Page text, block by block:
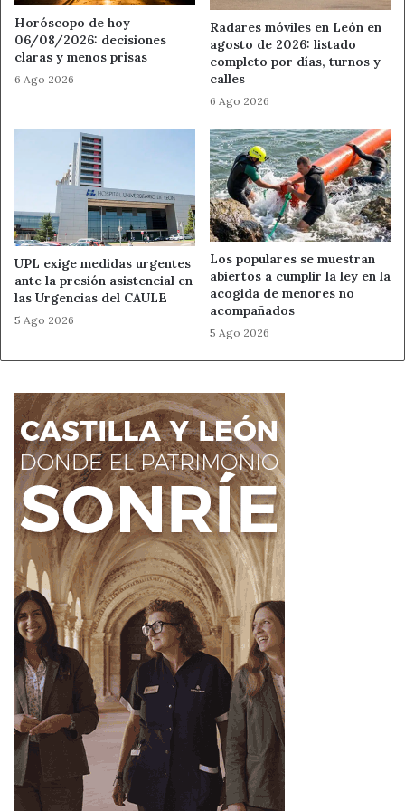
discriminación positiva para aquellas áreas que han
sufrido circunstancias especiales que han generado la
pérdida poblacional o de sectores estratégicos en su
economía que están detrás de ella”.
Mª Dolores Moya, directora de Fondos Sociales de
Fundación MAPFRE, ha abierto la jornada con una
referencia al Fondo Social Europeo, “uno de los
principales instrumentos de la UE para promover la
inclusión social, la igualdad de oportunidades y el empleo”.
En este marco, Fundación MAPFRE selecciona y gestiona
proyectos de integración sociolaboral y de cuidados
dentro del programa plurirregional deInclusión social,
garantía infantil y lucha contra la pobreza del
periodo de programación 2021-2027.
Fundación adquiere el compromiso de cofinanciar los
proyectos seleccionados hasta el 100% de su coste. En
total, se repartirán ayudas por un valor de 30 millones de
euros. De ellos, 10 millones provienen íntegramente de
Fondos Propios.
La directora de Fondos Sociales de Fundación MAPFRE
ha anunciado, además, que en el primer cuatrimestre de
2025 se abrirá una nueva convocatoria de
dotada con 20 millones de euros
, dirigida
principalmente a entidades del tercer sector, de la
economía social, federaciones y confederaciones. De
hecho, las ayudas que van a llegar a Castilla y León a
través de 6 proyectos seleccionados en la convocatoria
de 2023 ascienden al 1.000.000 de euros, de los que se
beneficiarán cerca de 900 personas.
En las dos mesas redondas han participado
representantes del entorno rural, la Administración
Horóscopo de hoy
06/08/2026: decisiones
claras y menos prisas
6 Ago 2026
Radares móviles en León en
agosto de 2026: listado
completo por días, turnos y
calles
6 Ago 2026
UPL exige medidas urgentes
ante la presión asistencial en
las Urgencias del CAULE
5 Ago 2026
Los populares se muestran
abiertos a cumplir la ley en la
acogida de menores no
acompañados
5 Ago 2026